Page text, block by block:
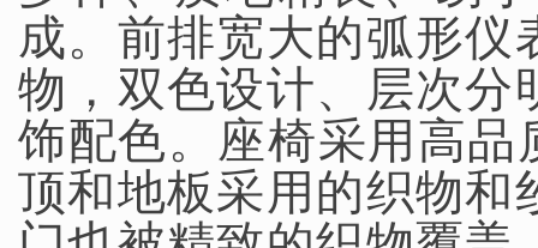
成。前排宽大的弧形
物，双色设计、层次分
饰配色。座椅采用高品
顶和地板采用的织物和